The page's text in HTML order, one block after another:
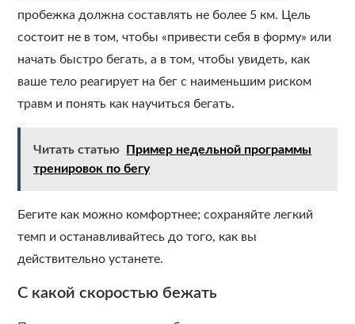
пробежка должна составлять не более 5 км. Цель
состоит не в том, чтобы «привести себя в форму» или
начать быстро бегать, а в том, чтобы увидеть, как
ваше тело реагирует на бег с наименьшим риском
травм и понять как научиться бегать.
Читать статью
Пример недельной программы
тренировок по бегу
Бегите как можно комфортнее; сохраняйте легкий
темп и останавливайтесь до того, как вы
действительно устанете.
С какой скоростью бежать